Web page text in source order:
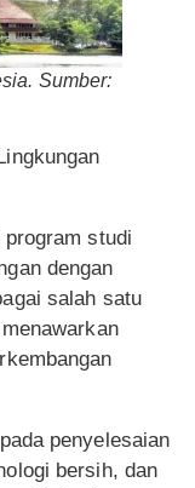
Sumber:
studi
dengan
salah satu
penyelesaian
bersih, dan